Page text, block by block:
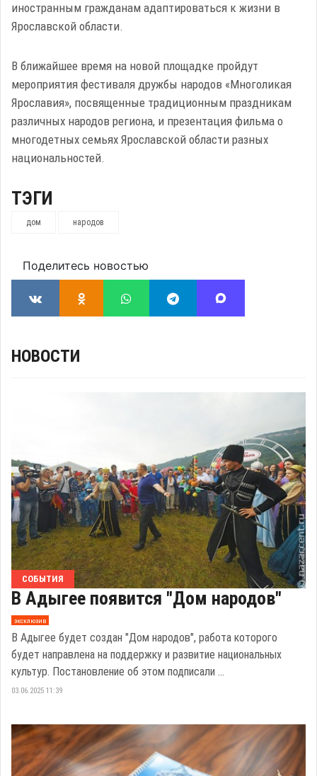
иностранным гражданам адаптироваться к жизни в
Ярославской области.
В ближайшее время на новой площадке пройдут
мероприятия фестиваля дружбы народов «Многоликая
Ярославия», посвященные традиционным праздникам
различных народов региона, и презентация фильма о
многодетных семьях Ярославской области разных
национальностей.
ТЭГИ
дом народов
Поделитесь новостью
НОВОСТИ
СОБЫТИЯ
В Адыгее появится "Дом народов"
эксклюзив
В Адыгее будет создан "Дом народов", работа которого
будет направлена на поддержку и развитие национальных
культур. Постановление об этом подписали ...
03.06.2025 11:39